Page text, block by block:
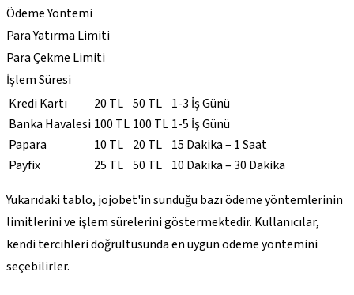
Ödeme Yöntemi
Para Yatırma Limiti
Para Çekme Limiti
İşlem Süresi
Kredi Kartı
20 TL 50 TL 1-3 İş Günü
Banka Havalesi 100 TL 100 TL 1-5 İş Günü
Papara
10 TL 20 TL 15 Dakika – 1 Saat
Payfix
25 TL 50 TL 10 Dakika – 30 Dakika
Yukarıdaki tablo, jojobet'in sunduğu bazı ödeme yöntemlerinin
limitlerini ve işlem sürelerini göstermektedir. Kullanıcılar,
kendi tercihleri doğrultusunda en uygun ödeme yöntemini
seçebilirler.